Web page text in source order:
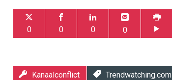
0 0 0 0
Kanaalconflict Trendwatching.com